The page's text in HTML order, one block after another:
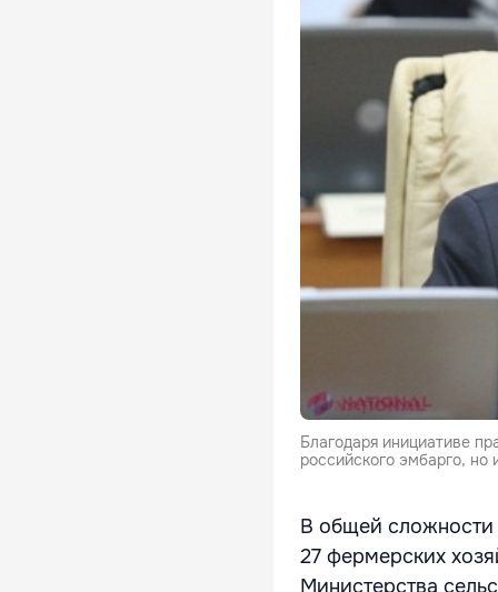
Благодаря инициативе
российского эмбарго,
В общей сложности
27 фермерских
Министерства